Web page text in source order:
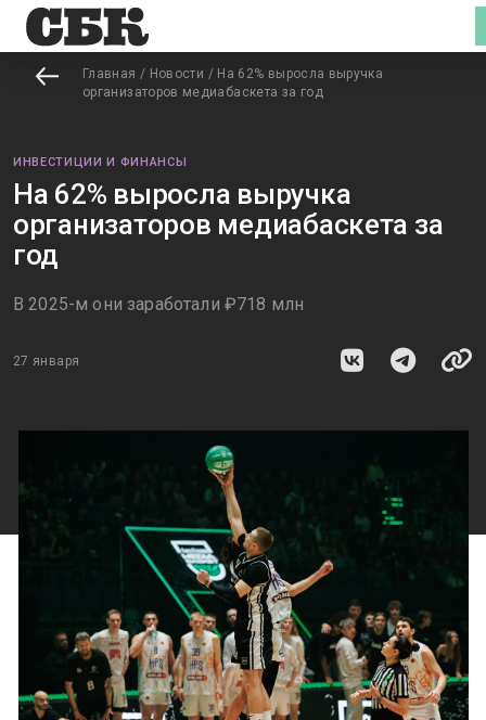
Главная / Новости / На 62% выросла выручка
организаторов медиабаскета за год
ИНВЕСТИЦИИ И ФИНАНСЫ
На 62% выросла выручка
организаторов медиабаскета за
год
В 2025-м они заработали ₽718 млн
27 января